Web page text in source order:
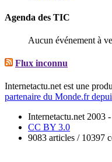
Agenda des TIC
Aucun événement à
Flux inconnu
Internetactu.net est une
partenaire du Monde.fr
Internetactu.net 2003
CC BY 3.0
9083 articles / 10397